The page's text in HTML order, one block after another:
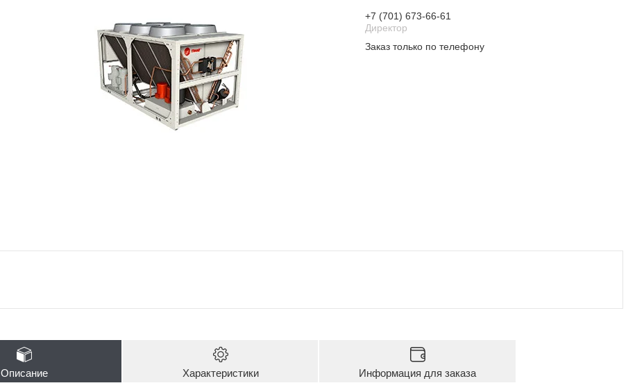
+7 (701) 673-66-61
Директор
Заказ только по телефону
Описание Характеристики Информация для заказа